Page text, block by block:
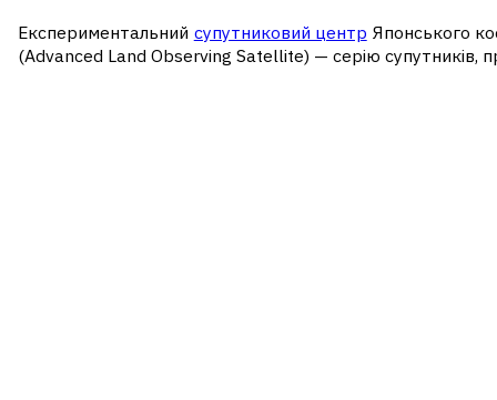
Експериментальний супутниковий центр Японського
(Advanced Land Observing Satellite) — серію